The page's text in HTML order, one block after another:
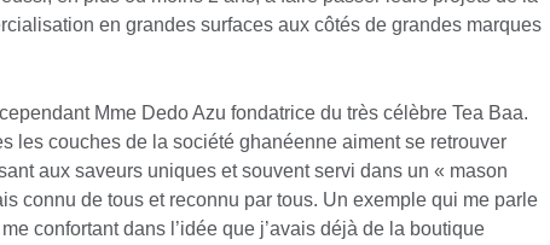
en grandes surfaces aux côtés de grandes marques
Mme Dedo Azu fondatrice du très célèbre Tea Baa.
les couches de la société ghanéenne aiment se retrouver
aux saveurs uniques et souvent servi dans un « mason
connu de tous et reconnu par tous. Un exemple qui me parle
confortant dans l’idée que j’avais déjà de la boutique